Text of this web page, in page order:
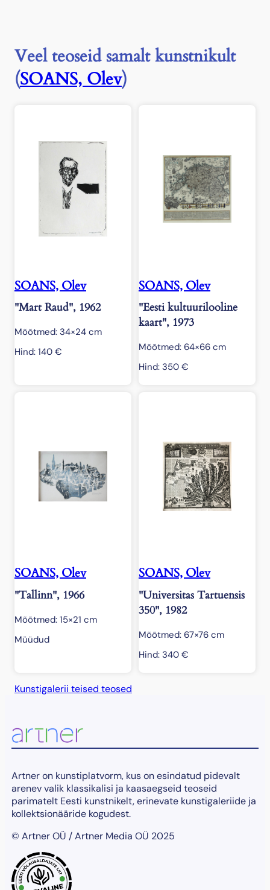
Veel teoseid samalt kunstnikult
(SOANS, Olev)
SOANS, Olev
"Mart Raud", 1962
Mõõtmed: 34×24 cm
Hind: 140 €
SOANS, Olev
"Eesti kultuurilooline
kaart", 1973
Mõõtmed: 64×66 cm
Hind: 350 €
SOANS, Olev
"Tallinn", 1966
Mõõtmed: 15×21 cm
Müüdud
SOANS, Olev
"Universitas Tartuensis
350", 1982
Mõõtmed: 67×76 cm
Hind: 340 €
Kunstigalerii teised teosed
Artner on kunstiplatvorm, kus on esindatud pidevalt
arenev valik klassikalisi ja kaasaegseid teoseid
parimatelt Eesti kunstnikelt, erinevate kunstigaleriide ja
kollektsionääride kogudest.
© Artner OÜ / Artner Media OÜ 2025